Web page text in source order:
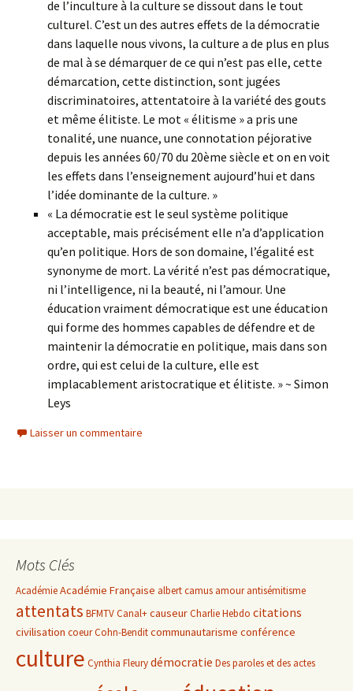
de l’inculture à la culture se dissout dans le tout
culturel. C’est un des autres effets de la démocratie
dans laquelle nous vivons, la culture a de plus en plus
de mal à se démarquer de ce qui n’est pas elle, cette
démarcation, cette distinction, sont jugées
discriminatoires, attentatoire à la variété des gouts
et même élitiste. Le mot « élitisme » a pris une
tonalité, une nuance, une connotation péjorative
depuis les années 60/70 du 20ème siècle et on en voit
les effets dans l’enseignement aujourd’hui et dans
l’idée dominante de la culture. »
« La démocratie est le seul système politique
acceptable, mais précisément elle n’a d’application
qu’en politique. Hors de son domaine, l’égalité est
synonyme de mort. La vérité n’est pas démocratique,
ni l’intelligence, ni la beauté, ni l’amour. Une
éducation vraiment démocratique est une éducation
qui forme des hommes capables de défendre et de
maintenir la démocratie en politique, mais dans son
ordre, qui est celui de la culture, elle est
implacablement aristocratique et élitiste. » ~ Simon
Leys
Laisser un commentaire
Mots Clés
AcadémieAcadémie Française albert camus amour antisémitisme
attentats BFMTVCanal+causeurCharlie Hebdo citations
civilisation coeurCohn-Benditcommunautarisme conférence
culture Cynthia Fleurydémocratie Des paroles et des actes